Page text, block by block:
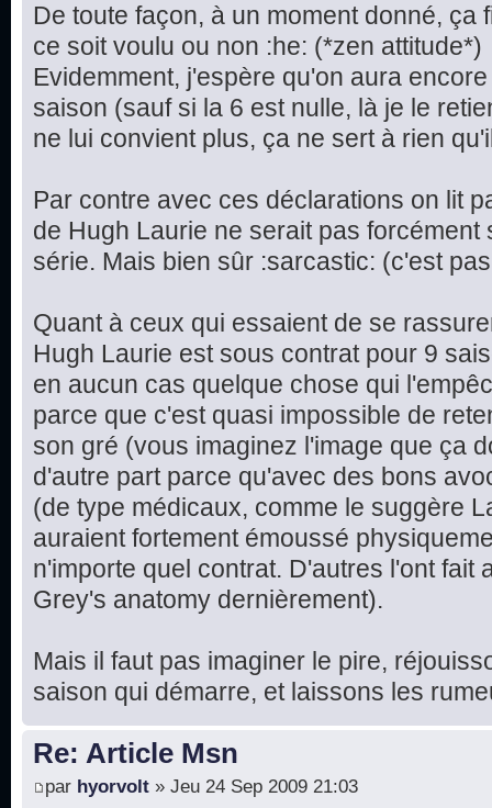
De toute façon, à un moment donné, ça
ce soit voulu ou non :he: (*zen attitude*)
Evidemment, j'espère qu'on aura
saison (sauf si la 6 est nulle, là je le
ne lui convient plus, ça ne sert à rien
Par contre avec ces déclarations on lit
de Hugh Laurie ne serait pas forcément
série. Mais bien sûr :sarcastic: (c'est
Quant à ceux qui essaient de se
Hugh Laurie est sous contrat pour 9
en aucun cas quelque chose qui
parce que c'est quasi impossible de
son gré (vous imaginez l'image que ça
d'autre part parce qu'avec des bons
(de type médicaux, comme le suggère
auraient fortement émoussé
n'importe quel contrat. D'autres l'ont fait
Grey's anatomy dernièrement).
Mais il faut pas imaginer le pire,
saison qui démarre, et laissons les
Re: Article Msn
par hyorvolt » Jeu 24 Sep 2009 21:03